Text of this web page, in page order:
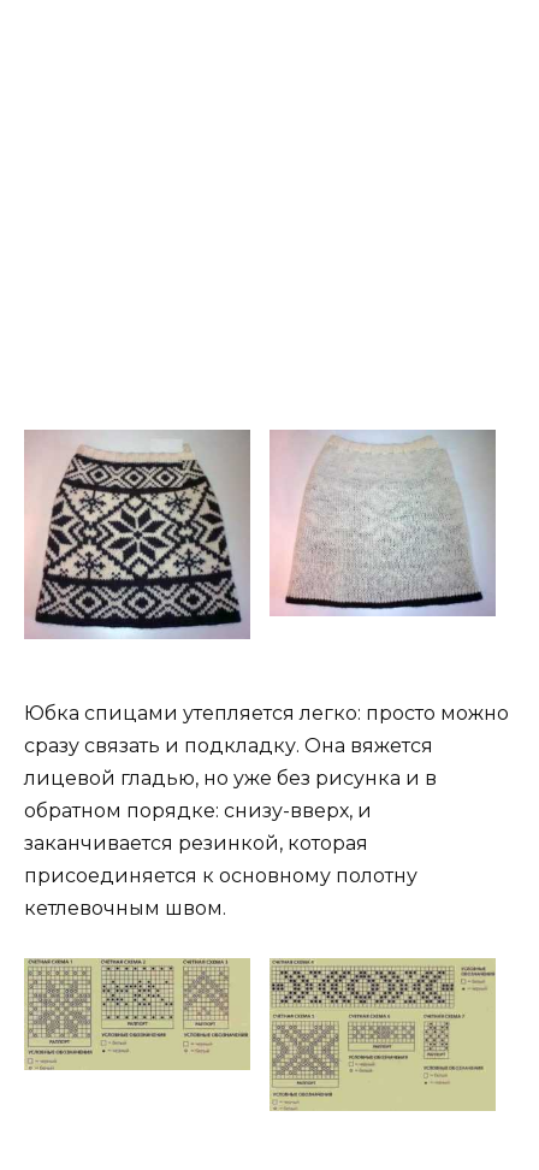
Юбка спицами утепляется легко: просто можно
сразу связать и подкладку. Она вяжется
лицевой гладью, но уже без рисунка и в
обратном порядке: снизу-вверх, и
заканчивается резинкой, которая
присоединяется к основному полотну
кетлевочным швом.